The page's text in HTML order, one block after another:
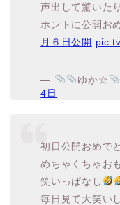
声出して驚いた
ホントに公開お
月６日公開
— ゆか☆
4日
初日公開おめで
めちゃくちゃお
笑いっぱなし
毎日見て大笑い